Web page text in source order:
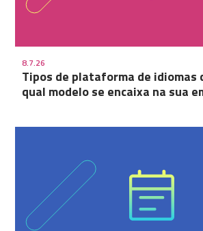
8.7.26
Tipos de plataforma de idiomas
qual modelo se encaixa na sua